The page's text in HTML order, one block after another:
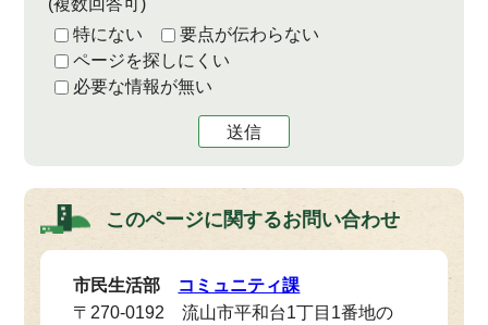
(複数回答可)
特にない
要点が伝わらない
ページを探しにくい
必要な情報が無い
送信
このページに関するお問い合わせ
市民生活部 コミュニティ課
〒270-0192 流山市平和台1丁目1番地の